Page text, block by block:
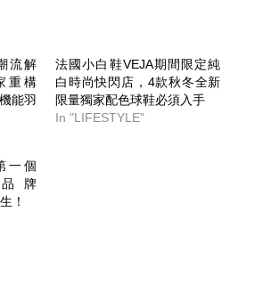
流解
重構
能羽
法國小白鞋VEJA期間限定純
白時尚快閃店，4款秋冬全新
限量獨家配色球鞋必須入手
In "LIFESTYLE"
一個
牌
！